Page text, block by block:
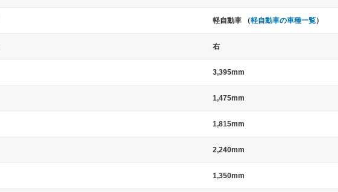
軽自動車 （軽自動車の車種一覧）
右
3,395mm
1,475mm
1,815mm
2,240mm
1,350mm